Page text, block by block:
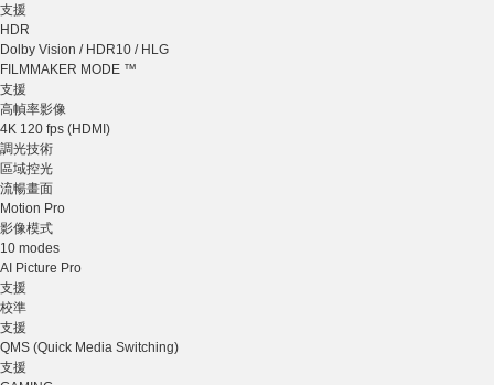
支援
HDR
Dolby Vision / HDR10 / HLG
FILMMAKER MODE ™
支援
高幀率影像
4K 120 fps (HDMI)
調光技術
區域控光
流暢畫面
Motion Pro
影像模式
10 modes
AI Picture Pro
支援
校準
支援
QMS (Quick Media Switching)
支援